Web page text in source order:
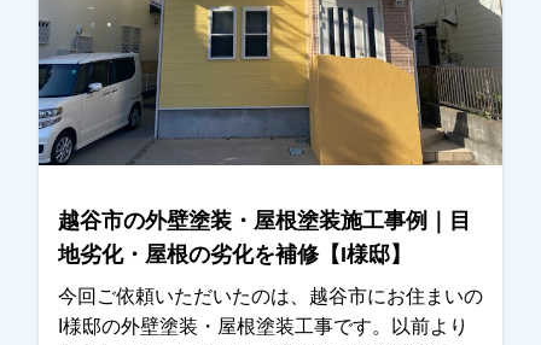
越谷市の外壁塗装・屋根塗装施工事例｜目
地劣化・屋根の劣化を補修【I様邸】
今回ご依頼いただいたのは、越谷市にお住まいの
I様邸の外壁塗装・屋根塗装工事です。以前より